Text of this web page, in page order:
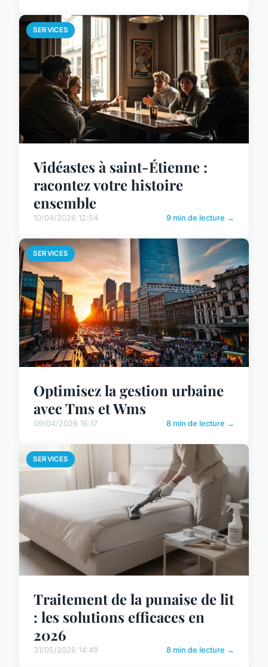
SERVICES
Vidéastes à saint-Étienne :
racontez votre histoire
ensemble
10/04/2026 12:54 9 min de lecture →
SERVICES
Optimisez la gestion urbaine
avec Tms et Wms
09/04/2026 16:17 8 min de lecture →
SERVICES
Traitement de la punaise de lit
: les solutions efficaces en
2026
31/05/2026 14:49 8 min de lecture →